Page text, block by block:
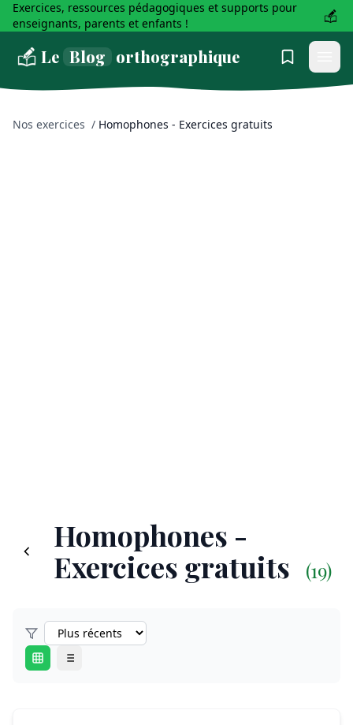
Exercices, ressources pédagogiques et supports pour
enseignants, parents et enfants !
Le Blog orthographique
Nos exercices / Homophones - Exercices gratuits
Homophones -
Exercices gratuits
(19)